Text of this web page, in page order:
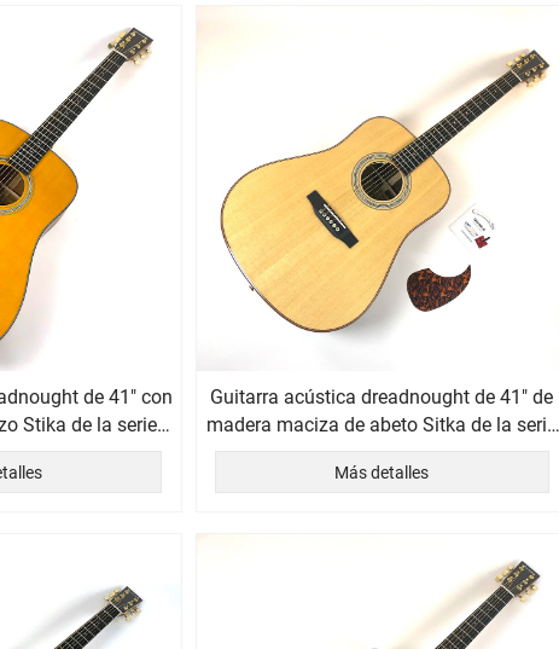
de 41" con
Stika de la serie
Luthier
Guitarra acústica dreadnought de 41" de
madera maciza de abeto Sitka de la serie
Luthier de Afanti East
Más detalles